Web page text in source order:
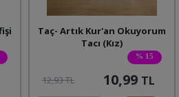
% 15
Taç- Artık Kur'an Okuyorum
Tacı (Kız)
12,93 TL 10,99 TL